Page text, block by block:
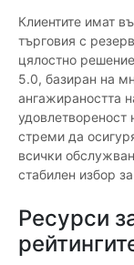
Клиентите имат
търговия с
цялостно
5.0, базиран на
ангажираността
удовлетвореност
стреми да
всички
стабилен избор
Ресурси